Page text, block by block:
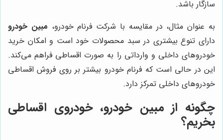
سازگار باشد.
به عنوان مثال، در مقایسه با شرکت فرنام خودرو، مبین خودرو
دارای تنوع بیشتری در سبد محصولات خود است و امکان خرید
خودروهای داخلی و وارداتی را به صورت اقساطی فراهم می‌کند.
این در حالی است که فرنام خودرو بیشتر بر روی فروش اقساطی
خودروهای داخلی تمرکز دارد.
چگونه از مبین خودرو، خودروی اقساطی
بخریم؟